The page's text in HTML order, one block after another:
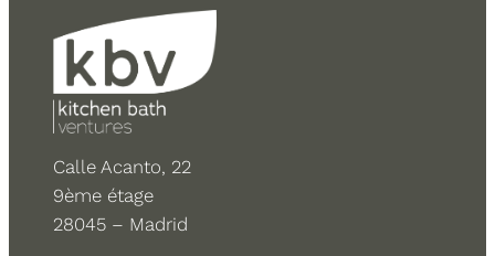
Calle Acanto, 22
9ème étage
28045 – Madrid